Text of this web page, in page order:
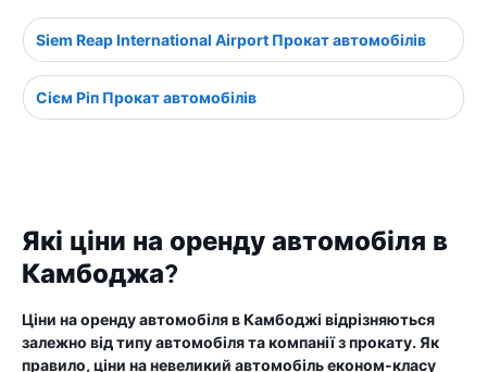
Siem Reap International Airport Прокат автомобілів
Сієм Ріп Прокат автомобілів
Які ціни на оренду автомобіля в
Камбоджа?
Ціни на оренду автомобіля в Камбоджі відрізняються
залежно від типу автомобіля та компанії з прокату. Як
правило, ціни на невеликий автомобіль економ-класу